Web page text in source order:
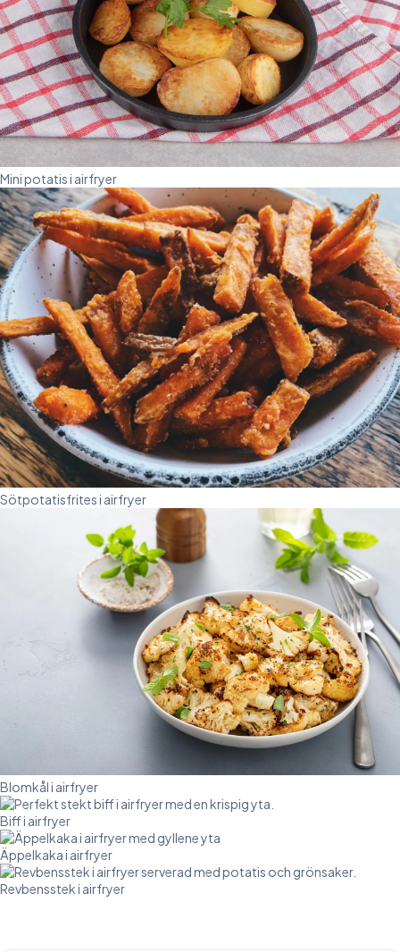
Mini potatis i airfryer
Sötpotatisfrites i airfryer
Blomkål i airfryer
Biff i airfryer
Äppelkaka i airfryer
Revbensstek i airfryer